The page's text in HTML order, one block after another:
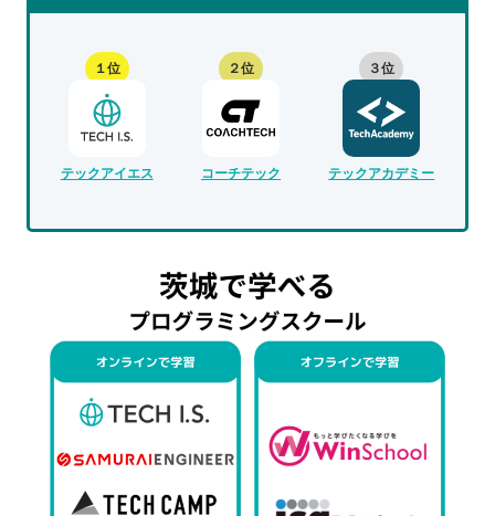
１位
テックアイエス
２位
コーチテック
３位
テックアカデミー